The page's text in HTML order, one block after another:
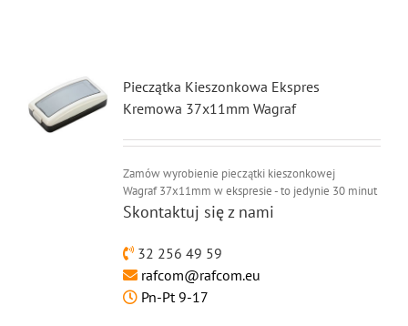
Pieczątka Kieszonkowa Ekspres
Kremowa 37x11mm Wagraf
Zamów wyrobienie pieczątki kieszonkowej
Wagraf 37x11mm w ekspresie - to jedynie 30 minut
Skontaktuj się z nami
32 256 49 59
rafcom@rafcom.eu
Pn-Pt 9-17